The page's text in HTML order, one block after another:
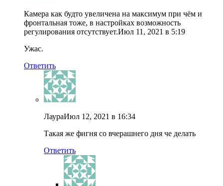
Камера как будто увеличена на максимум при чём и
фронтальная тоже, в настройках возможность
регулирования отсутствует.Июл 11, 2021 в 5:19
Ужас.
Ответить
ЛаураИюл 12, 2021 в 16:34
Такая же фигня со вчерашнего дня че делать
Ответить